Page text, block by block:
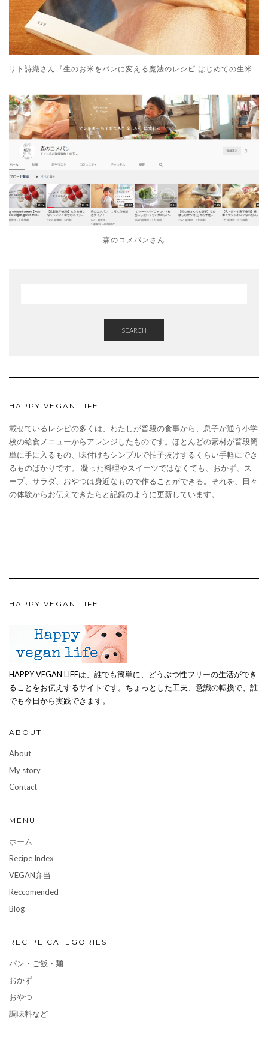
森のコメパンさん
SEARCH
HAPPY VEGAN LIFE
載せているレシピの多くは、わたしが普段の食事から、息子が通う小学
校の給食メニューからアレンジしたものです。ほとんどの素材が普段簡
単に手に入るもの、味付けもシンプルで拍子抜けするくらい手軽にでき
るものばかりです。 凝った料理やスイーツではなくても、おかず、ス
ープ、サラダ、おやつは身近なもので作ることができる。それを、日々
の体験からお伝えできたらと記録のように更新しています。
HAPPY VEGAN LIFE
HAPPY VEGAN LIFEは、誰でも簡単に、どうぶつ性フリーの生活ができ
ることをお伝えするサイトです。ちょっとした工夫、意識の転換で、誰
でも今日から実践できます。
ABOUT
About
My story
Contact
MENU
ホーム
Recipe Index
VEGAN弁当
Reccomended
Blog
RECIPE CATEGORIES
パン・ご飯・麺
おかず
おやつ
調味料など